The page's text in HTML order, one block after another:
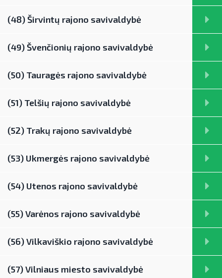
(48) Širvintų rajono savivaldybė
(49) Švenčionių rajono savivaldybė
(50) Tauragės rajono savivaldybė
(51) Telšių rajono savivaldybė
(52) Trakų rajono savivaldybė
(53) Ukmergės rajono savivaldybė
(54) Utenos rajono savivaldybė
(55) Varėnos rajono savivaldybė
(56) Vilkaviškio rajono savivaldybė
(57) Vilniaus miesto savivaldybė